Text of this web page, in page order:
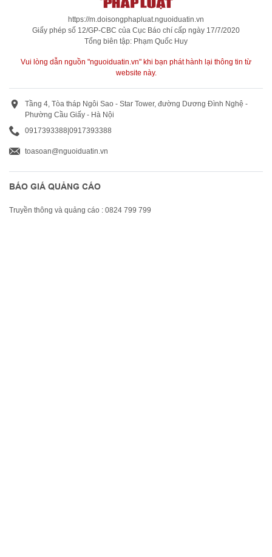
https://m.doisongphapluat.nguoiduatin.vn
Giấy phép số 12/GP-CBC của Cục Báo chí cấp ngày 17/7/2020
Tổng biên tập: Phạm Quốc Huy
Vui lòng dẫn nguồn "nguoiduatin.vn" khi bạn phát hành lại thông tin từ
website này.
Tầng 4, Tòa tháp Ngôi Sao - Star Tower, đường Dương Đình Nghệ -
Phường Cầu Giấy - Hà Nội
0917393388 0917393388
toasoan@nguoiduatin.vn
BÁO GIÁ QUẢNG CÁO
Truyền thông và quảng cáo : 0824 799 799